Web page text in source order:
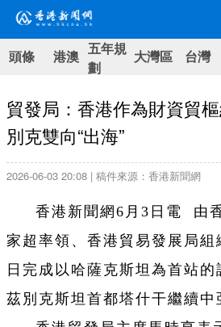
頭條 港澳 五年規
劃
大灣區 台灣
貿發局：香港作為財資貿
別克雙向“出海”
2026-06-03 20:08 | 稿件來源：香港新聞網
香港新聞網6月3日電 由
家超率領、香港貿易發展局
日完成以哈薩克斯坦為首站
茲別克斯坦首都塔什干繼續中